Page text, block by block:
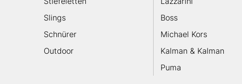
Slings
Schnürer
Outdoor
Boss
Michael Kors
Kalman & Kalman
Puma